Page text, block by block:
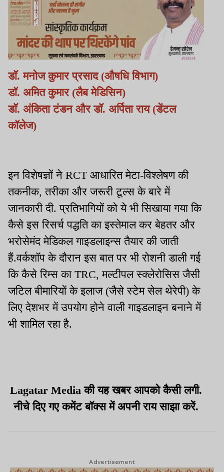
डॉ. मनोज कुमार प्रसाद (औषधि विभाग)
डॉ. अमित कुमार (लैब मेडिसिन)
डॉ. अंकिता टंडन और डॉ. अर्पिता राय (डेंटल
कॉलेज)
इन विशेषज्ञों ने RCT आधारित मेटा-विश्लेषण की
तकनीक, तरीका और जरूरी टूल्स के बारे में
जानकारी दी. प्रतिभागियों को ये भी सिखाया गया कि
कैसे इस रिसर्च पद्धति का इस्तेमाल कर बेहतर और
भरोसेमंद मेडिकल गाइडलाइन्स तैयार की जाती
हैं.वर्कशॉप के दौरान इस बात पर भी रोशनी डाली गई
कि कैसे रिम्स का TRC, मल्टीपल स्क्लेरोसिस जैसी
जटिल बीमारियों के इलाज (जैसे स्टेम सेल थेरेपी) के
लिए देशभर में उपयोग होने वाली गाइडलाइन बनाने में
भी शामिल रहा है.
Lagatar Media की यह खबर आपको कैसी लगी.
नीचे दिए गए कमेंट बॉक्स में अपनी राय साझा करें.
Advertisement